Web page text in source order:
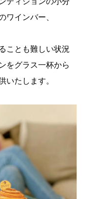
インバー、
ことも難しい状況
をグラス一杯から
たします。